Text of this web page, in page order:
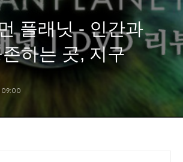
플래닛 - 인간과
하는 곳, 지구
09:00